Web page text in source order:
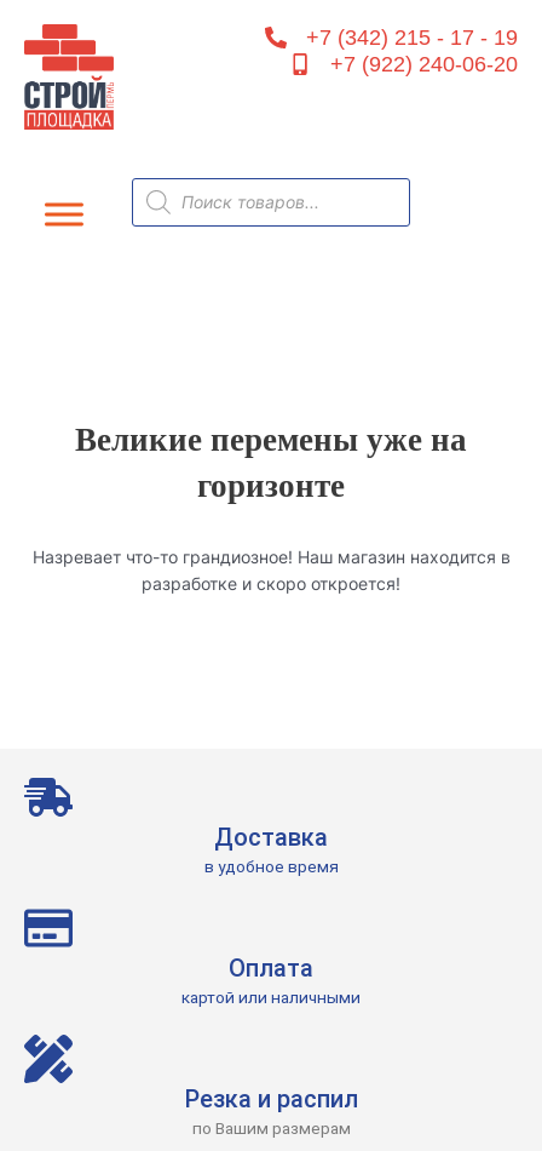
содержимому
+7 (342) 215 - 17 - 19
+7 (922) 240-06-20
Поиск
товаров
Великие перемены уже на
горизонте
Назревает что-то грандиозное! Наш магазин находится в
разработке и скоро откроется!
Доставка
в удобное время
Оплата
картой или наличными
Резка и распил
по Вашим размерам